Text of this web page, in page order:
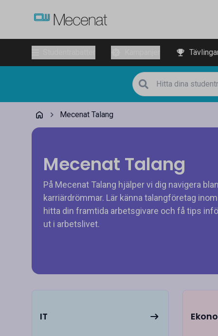
Mecenat Talang
Mecenat Talang
På Mecenat Talang hjälper vi dig navigera
karriärdrömmar. Lär känna talangföretag
hitta din framtida arbetsgivare och få tips
ut i arbetslivet.
IT